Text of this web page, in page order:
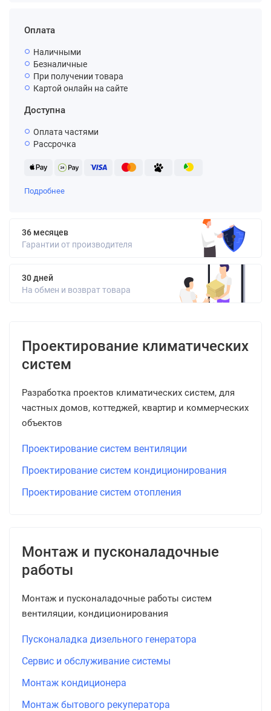
Оплата
Наличными
Безналичные
При получении товара
Картой онлайн на сайте
Доступна
Оплата частями
Рассрочка
Подробнее
36 месяцев
Гарантии от производителя
30 дней
На обмен и возврат товара
Проектирование климатических
систем
Разработка проектов климатических систем, для
частных домов, коттеджей, квартир и коммерческих
объектов
Проектирование систем вентиляции
Проектирование систем кондиционирования
Проектирование систем отопления
Монтаж и пусконаладочные
работы
Монтаж и пусконаладочные работы систем
вентиляции, кондиционирования
Пусконаладка дизельного генератора
Сервис и обслуживание системы
Монтаж кондиционера
Монтаж бытового рекуператора